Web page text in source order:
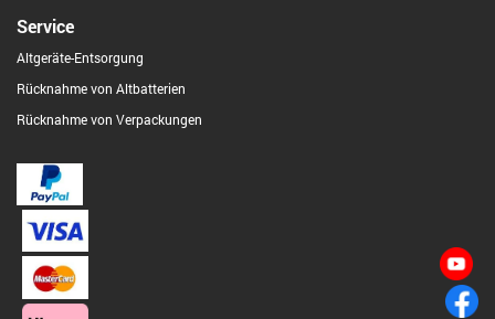
Service
Altgeräte-Entsorgung
Rücknahme von Altbatterien
Rücknahme von Verpackungen